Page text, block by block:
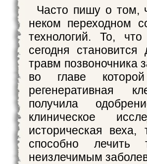
Часто пишу о том,
неком переходном
технологий. То,
сегодня
травм позвоночника
во главе
регенеративная
получила
клиническое
историческая веха,
способно
неизлечимым